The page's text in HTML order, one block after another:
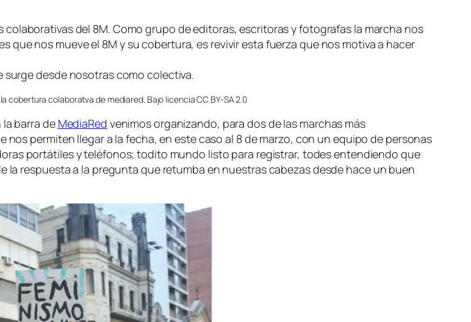
colaborativas del 8M. Como grupo de editoras, escritoras y fotografas la marcha nos
que nos mueve el 8M y su cobertura, es revivir esta fuerza que nos motiva a hacer
desde nosotras como colectiva.
cobertura colaboratva de mediared. Bajo licencia CC BY-SA 2.0
barra de MediaRed venimos organizando, para dos de las marchas más
permiten llegar a la fecha, en este caso al 8 de marzo, con un equipo de personas
portátiles y teléfonos; todito mundo listo para registrar, todes entendiendo que
respuesta a la pregunta que retumba en nuestras cabezas desde hace un buen